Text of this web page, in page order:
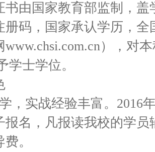
书由国家教育部监制，
册码，国家承认学历，
www.chsi.com.cn），对
学士学位。
，实战经验丰富。2016
报名，凡报读我校的学
。